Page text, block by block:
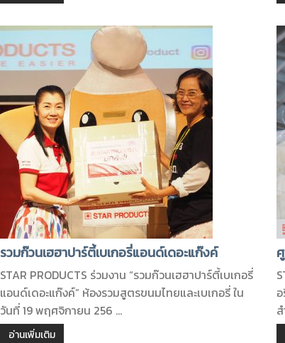
รวมก๊วนเฮฮาปาร์ตี้เบเกอรี่แอนด์เดอะแก๊งค์
STAR PRODUCTS ร่วมงาน “รวมก๊วนเฮฮาปาร์ตี้เบเกอรี่
แอนด์เดอะแก๊งค์” ห้องรวมสูตรขนมไทยและเบเกอรี่ ใน
วันที่ 19 พฤศจิกายน 256 ...
อ่านเพิ่มเติม